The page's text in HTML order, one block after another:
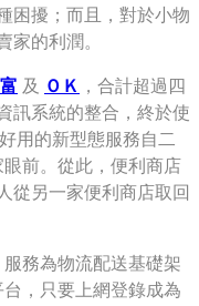
困擾；而且，對於小物
家的利潤。
及 ＯＫ ，合計超過四
訊系統的整合，終於使
用的新型態服務自二
前。從此，便利商店
從另一家便利商店取回
服務為物流配送基礎架
，只要上網登錄成為